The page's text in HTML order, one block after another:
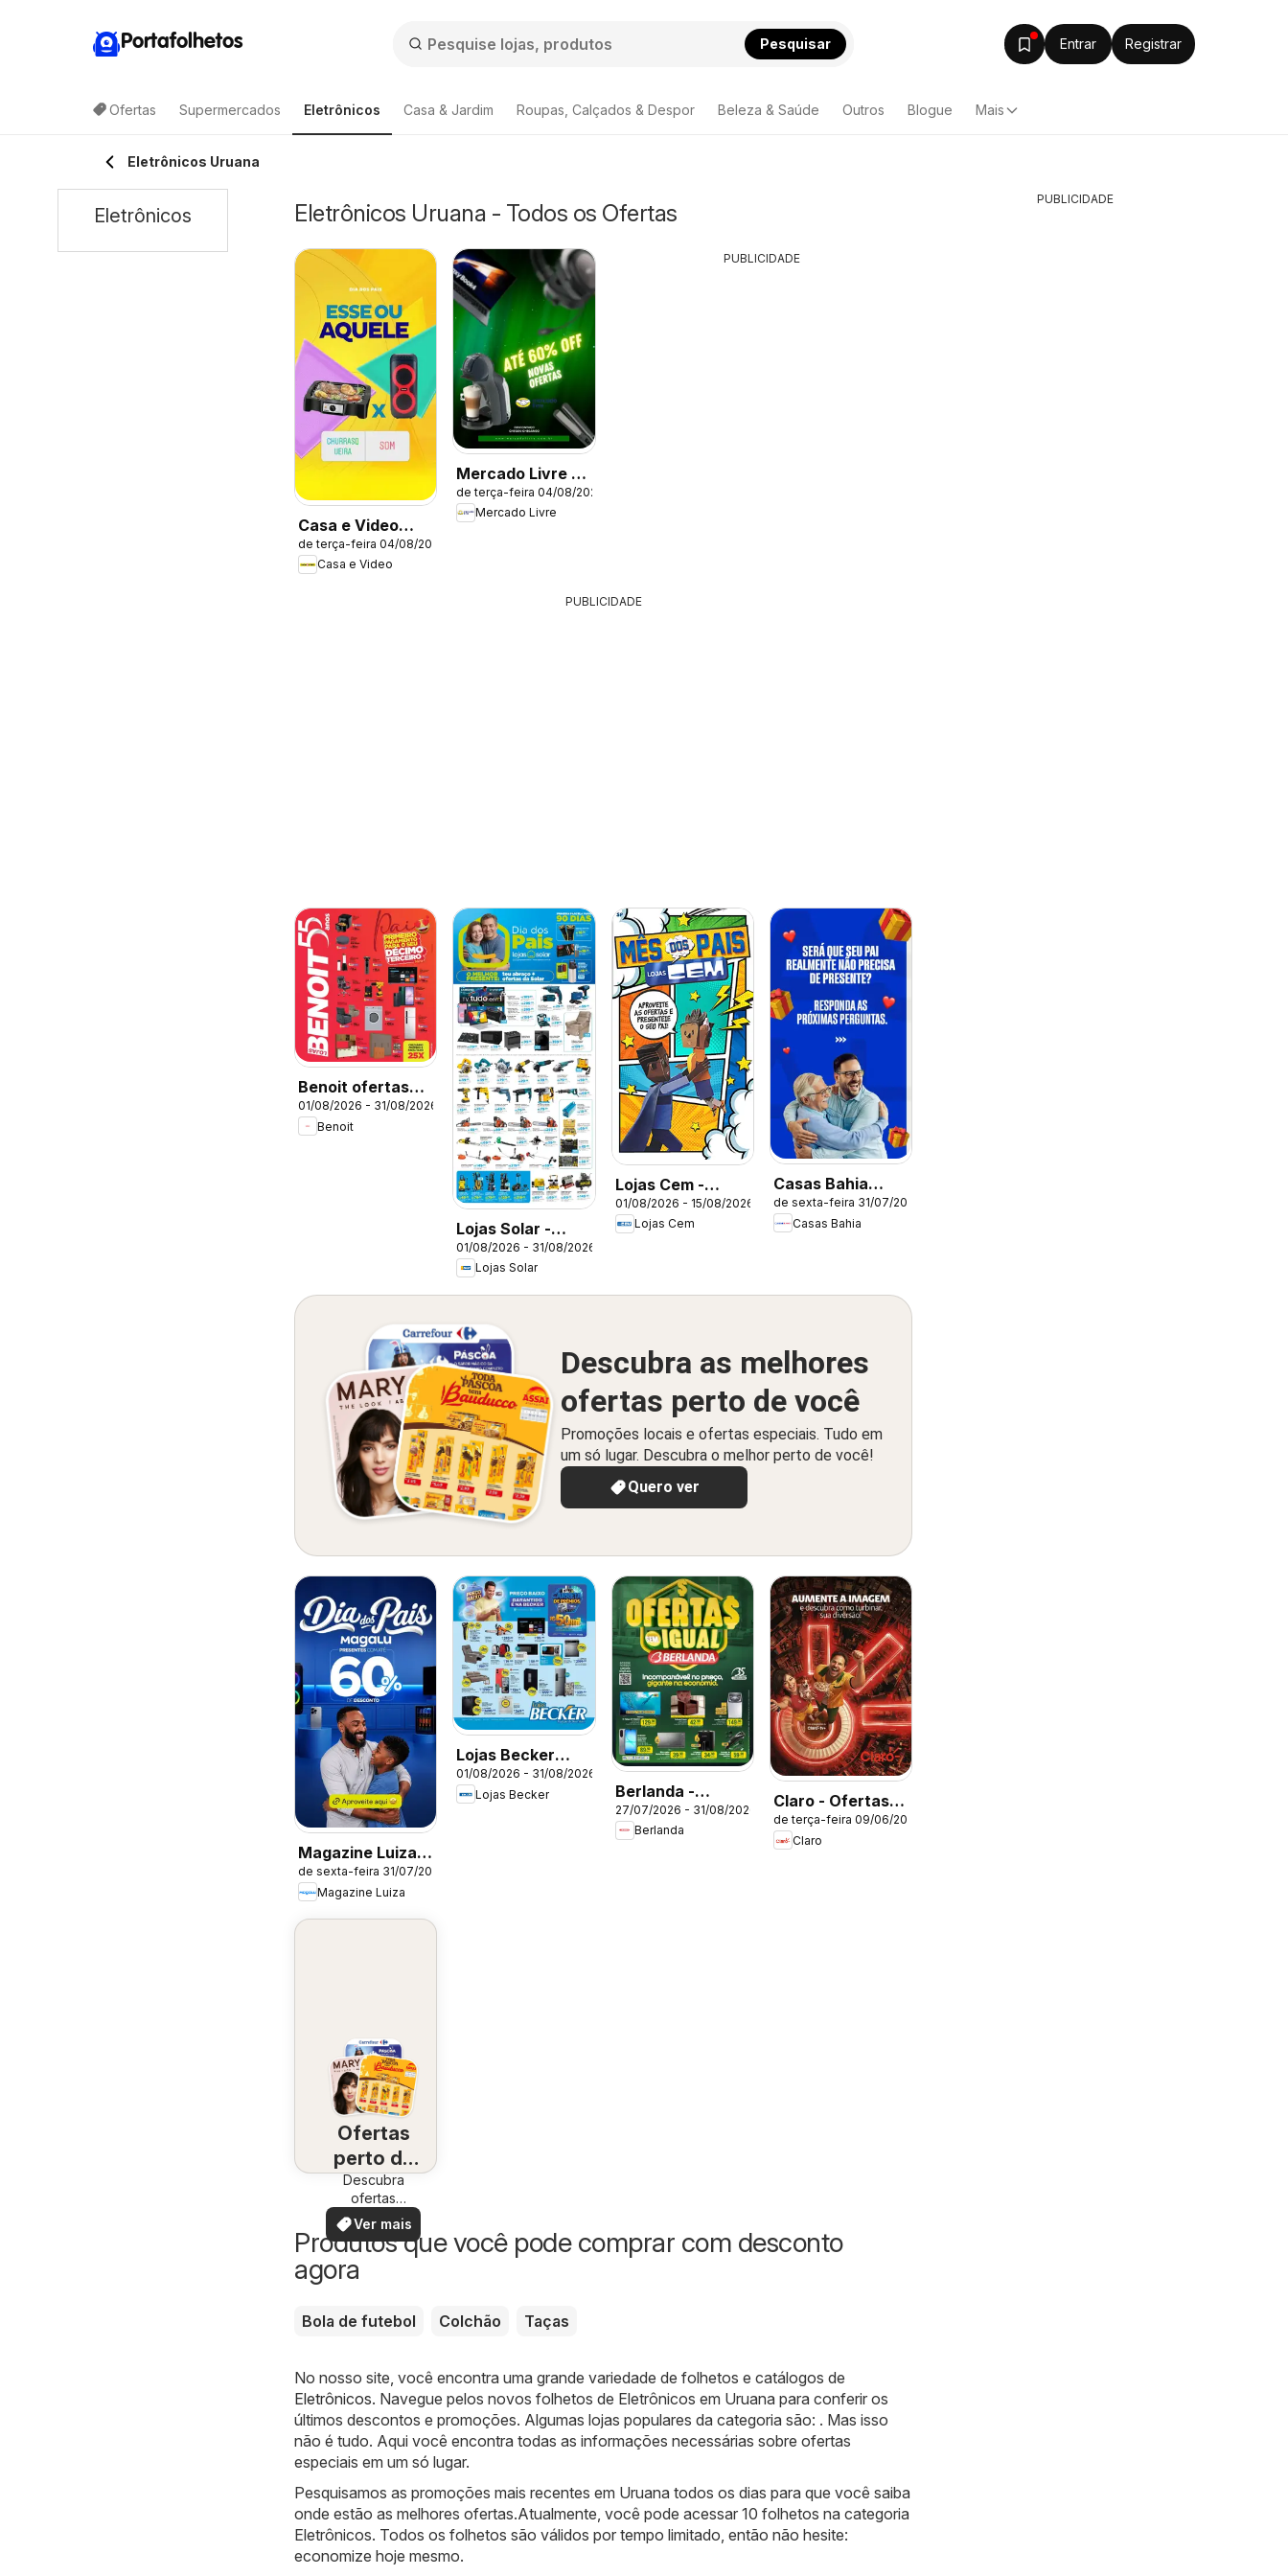
Portafolhetos Pesquisar Entrar Registrar
Ofertas Supermercados Eletrônicos Casa & Jardim Roupas, Calçados & Despor Beleza & Saúde Outros Blogue Mais
Eletrônicos Uruana
Eletrônicos Uruana - Todos os Ofertas
Casa e Video
ofertas
de terça-feira 04/08/2026
Casa e Video
Mercado Livre -
Ofertas atuais
de terça-feira 04/08/2026
Mercado Livre
PUBLICIDADE
PUBLICIDADE
Benoit ofertas
Agosto
01/08/2026 - 31/08/2026
Benoit
Lojas Solar -
Ofertas atuais
01/08/2026 - 31/08/2026
Lojas Solar
Lojas Cem -
Ofertas atuais
01/08/2026 - 15/08/2026
Lojas Cem
Casas Bahia
ofertas
de sexta-feira 31/07/2026
Casas Bahia
Descubra as melhores
ofertas perto de você
Promoções locais e ofertas especiais. Tudo em
um só lugar. Descubra o melhor perto de você!
Quero ver
Magazine Luiza
ofertas
de sexta-feira 31/07/2026
Magazine Luiza
Lojas Becker
ofertas Agosto
01/08/2026 - 31/08/2026
Lojas Becker
Berlanda -
Ofertas atuais
27/07/2026 - 31/08/2026
Berlanda
Claro - Ofertas
atuais
de terça-feira 09/06/2026
Claro
Ofertas
perto de
você
Descubra
ofertas
especiais
Ver mais
Produtos que você pode comprar com desconto
agora
Bola de futebol Colchão Taças
No nosso site, você encontra uma grande variedade de folhetos e catálogos de
Eletrônicos. Navegue pelos novos folhetos de Eletrônicos em Uruana para conferir os
últimos descontos e promoções. Algumas lojas populares da categoria são: . Mas isso
não é tudo. Aqui você encontra todas as informações necessárias sobre ofertas
especiais em um só lugar.
Pesquisamos as promoções mais recentes em Uruana todos os dias para que você saiba
onde estão as melhores ofertas.Atualmente, você pode acessar 10 folhetos na categoria
Eletrônicos. Todos os folhetos são válidos por tempo limitado, então não hesite:
economize hoje mesmo.
Eletrônicos
PUBLICIDADE